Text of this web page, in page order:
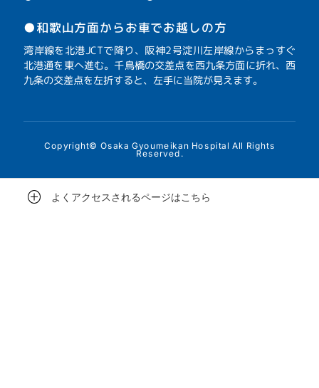
●和歌山方面からお車でお越しの方
湾岸線を北港JCTで降り、阪神2号淀川左岸線からまっすぐ
北港通を東へ進む。千鳥橋の交差点を西九条方面に折れ、西
九条の交差点を左折すると、左手に当院が見えます。
Copyright© Osaka Gyoumeikan Hospital All Rights
Reserved.
よくアクセスされるページはこちら